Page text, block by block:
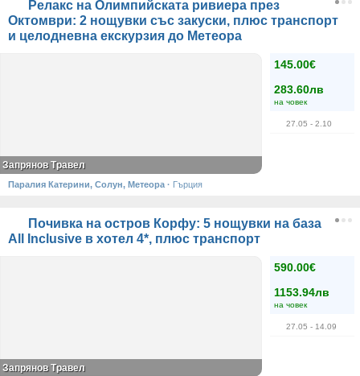
Релакс на Олимпийската ривиера през
Октомври: 2 нощувки със закуски, плюс транспорт
и целодневна екскурзия до Метеора
145.00€
283.60лв
на човек
27.05 - 2.10
Запрянов Травел
Паралия Катерини, Солун, Метеора · Гърция
Почивка на остров Корфу: 5 нощувки на база
All Inclusive в хотел 4*, плюс транспорт
590.00€
1153.94лв
на човек
27.05 - 14.09
Запрянов Травел